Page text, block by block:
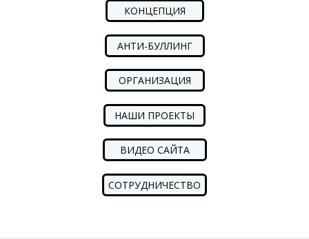
КОНЦЕПЦИЯ
АНТИ-БУЛЛИНГ
ОРГАНИЗАЦИЯ
НАШИ ПРОЕКТЫ
ВИДЕО САЙТА
СОТРУДНИЧЕСТВО